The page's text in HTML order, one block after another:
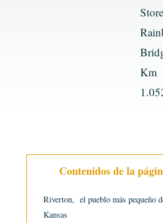
Km
Contenidos de la
Riverton, el pueblo más pequeño
Kansas